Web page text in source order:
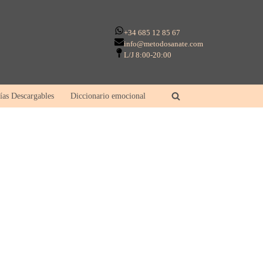
+34 685 12 85 67
info@metodosanate.com
L/J 8:00-20:00
Descargables Diccionario emocional